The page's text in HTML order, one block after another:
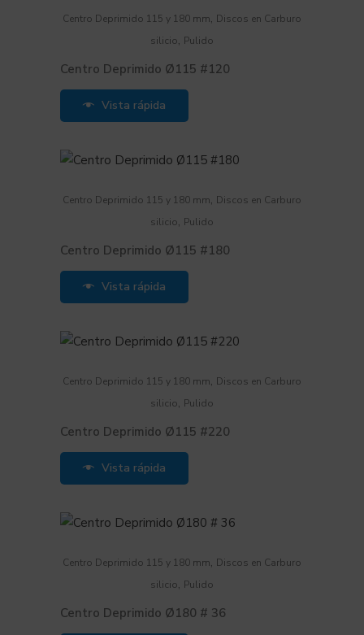
Centro Deprimido 115 y 180 mm, Discos en Carburo
silicio, Pulido
Centro Deprimido Ø115 #120
Vista rápida
Centro Deprimido 115 y 180 mm, Discos en Carburo
silicio, Pulido
Centro Deprimido Ø115 #180
Vista rápida
Centro Deprimido 115 y 180 mm, Discos en Carburo
silicio, Pulido
Centro Deprimido Ø115 #220
Vista rápida
Centro Deprimido 115 y 180 mm, Discos en Carburo
silicio, Pulido
Centro Deprimido Ø180 # 36